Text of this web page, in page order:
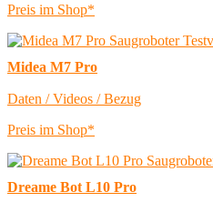
Preis im Shop*
Midea M7 Pro
Daten / Videos / Bezug
Preis im Shop*
Dreame Bot L10 Pro